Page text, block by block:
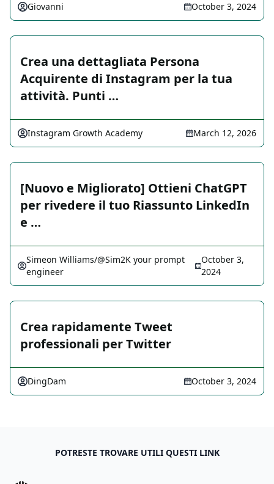
Giovanni October 3, 2024
Crea una dettagliata Persona
Acquirente di Instagram per la tua
attività. Punti …
Instagram Growth Academy March 12, 2026
[Nuovo e Migliorato] Ottieni ChatGPT
per rivedere il tuo Riassunto LinkedIn
e …
Simeon Williams/@Sim2K your prompt
engineer
October 3,
2024
Crea rapidamente Tweet
professionali per Twitter
DingDam October 3, 2024
POTRESTE TROVARE UTILI QUESTI LINK